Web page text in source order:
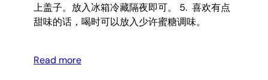
上盖子。放入冰箱冷藏隔夜即可。 5. 喜欢有点
甜味的话，喝时可以放入少许蜜糖调味。
Read more